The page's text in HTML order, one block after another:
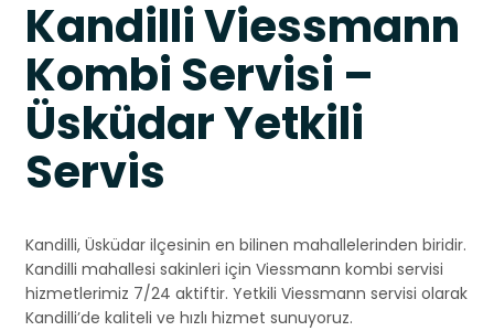
Kandilli Viessmann
Kombi Servisi –
Üsküdar Yetkili
Servis
Kandilli, Üsküdar ilçesinin en bilinen mahallelerinden biridir.
Kandilli mahallesi sakinleri için Viessmann kombi servisi
hizmetlerimiz 7/24 aktiftir. Yetkili Viessmann servisi olarak
Kandilli’de kaliteli ve hızlı hizmet sunuyoruz.